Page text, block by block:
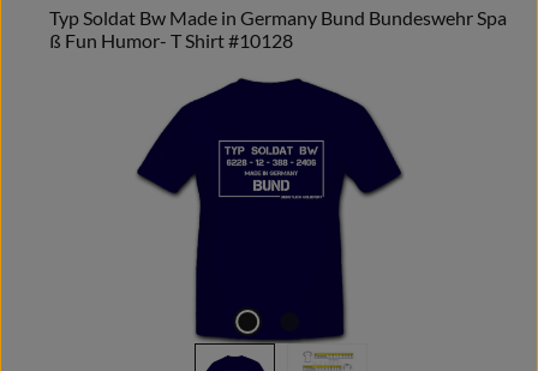
Typ Soldat Bw Made in Germany Bund Bundeswehr Spa
ß Fun Humor- T Shirt #10128
Bildergalerie überspringen